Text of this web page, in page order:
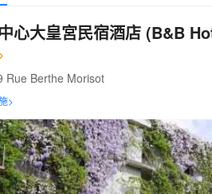
心大皇宮民宿酒店 (B&B
Rue Berthe Morisot
>